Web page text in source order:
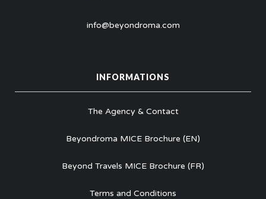
info@beyondroma.com
INFORMATIONS
The Agency & Contact
Beyondroma MICE Brochure (EN)
Beyond Travels MICE Brochure (FR)
Terms and Conditions